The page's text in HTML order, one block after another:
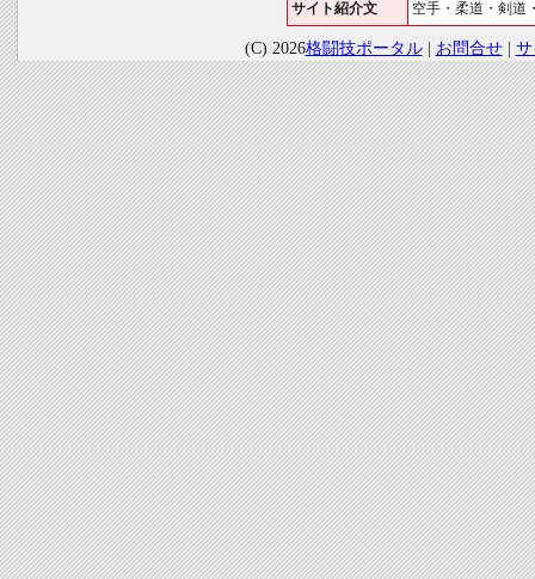
サイト紹介文 空手・柔道・剣道
(C) 2026格闘技ポータル| お問合せ|